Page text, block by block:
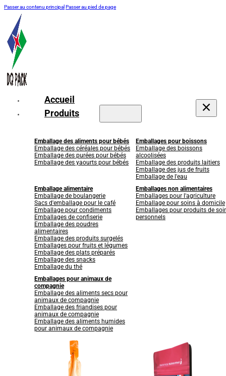
Passer au contenu principal Passer au pied de page
Accueil
Produits
Emballage des aliments pour bébés
Emballage des céréales pour bébés
Emballage des purées pour bébés
Emballage des yaourts pour bébés
Emballages pour boissons
Emballage des boissons
alcoolisées
Emballage des produits laitiers
Emballage des jus de fruits
Emballage de l'eau
Emballage alimentaire
Emballage de boulangerie
Sacs d'emballage pour le café
Emballage pour condiments
Emballages de confiserie
Emballage des poudres
alimentaires
Emballage des produits surgelés
Emballages pour fruits et légumes
Emballage des plats préparés
Emballage des snacks
Emballage du thé
Emballages non alimentaires
Emballages pour l'agriculture
Emballage pour soins à domicile
Emballages pour produits de
personnels
Emballages pour animaux de
compagnie
Emballage des aliments secs pour
animaux de compagnie
Emballage des friandises pour
animaux de compagnie
Emballage des aliments humides
pour animaux de compagnie